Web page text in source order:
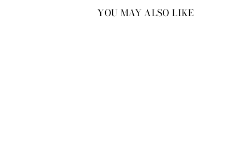
YOU MAY ALSO LIKE